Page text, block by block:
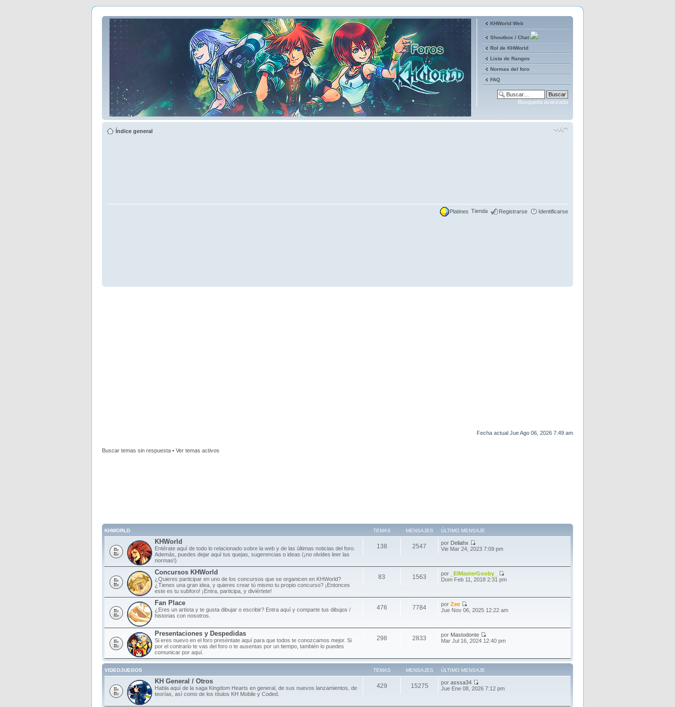
KHWorld Web
Shoutbox / Chat
Rol de KHWorld
Lista de Rangos
Normas del foro
FAQ
Búsqueda avanzada
Índice general
Platines Tienda Registrarse Identificarse
Fecha actual Jue Ago 06, 2026 7:49 am
Buscar temas sin respuesta • Ver temas activos
KHWORLD TEMAS MENSAJES ÚLTIMO MENSAJE
KHWorld
Entérate aquí de todo lo relacionado sobre la web y de las últimas noticias del foro.
Además, puedes dejar aquí tus quejas, sugerencias o ideas (¡no olvides leer las
normas!)
138 2547 por Deliahx
Vie Mar 24, 2023 7:09 pm
Concursos KHWorld
¿Quieres participar en uno de los concursos que se organicen en KHWorld?
¿Tienes una gran idea, y quieres crear tú mismo tu propio concurso? ¡Entonces
este es tu subforo! ¡Entra, participa, y diviértete!
83 1563 por
_ElMasterGooby_
Dom Feb 11, 2018 2:31 pm
Fan Place
¿Eres un artista y te gusta dibujar o escribir? Entra aquí y comparte tus dibujos /
historias con nosotros.
476 7784 porZee
Jue Nov 06, 2025 12:22 am
Presentaciones y Despedidas
Si eres nuevo en el foro preséntate aquí para que todos te conozcamos mejor. Si
por el contrario te vas del foro o te ausentas por un tiempo, también lo puedes
comunicar por aquí.
298 2833 por Mastodonte
Mar Jul 16, 2024 12:40 pm
VIDEOJUEGOS TEMAS MENSAJES ÚLTIMO MENSAJE
KH General / Otros
Habla aquí de la saga Kingdom Hearts en general, de sus nuevos lanzamientos, de
teorías, así como de los títulos KH Mobile y Coded.
429 15275 porasssa34
Jue Ene 08, 2026 7:12 pm